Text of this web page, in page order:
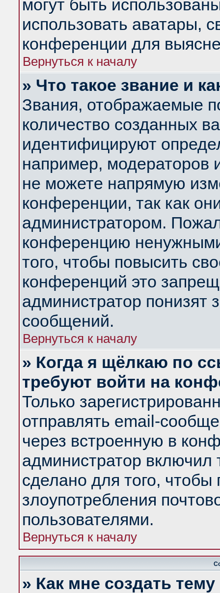
могут быть
использовать аватары,
конференции для
Вернуться к началу
» Что такое звание и
Звания, отображаемые
количество созданных
идентифицируют
например, модераторов
не можете напрямую
конференции, так как
администратором.
конференцию
того, чтобы повысить
конференций это
администратор понизят
сообщений.
Вернуться к началу
» Когда я щёлкаю по
требуют войти на
Только
отправлять email-
через встроенную в
администратор
сделано для того, чтобы
злоупотребления
пользователями.
Вернуться к началу
» Как мне создать